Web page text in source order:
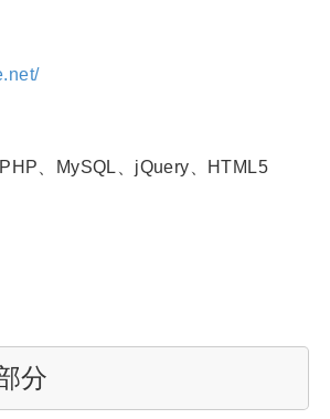
、MySQL、jQuery、HTML5
分